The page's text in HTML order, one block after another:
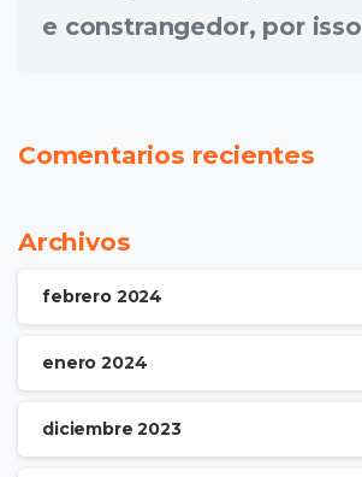
e constrangedor, por isso
Comentarios recientes
Archivos
febrero 2024
enero 2024
diciembre 2023